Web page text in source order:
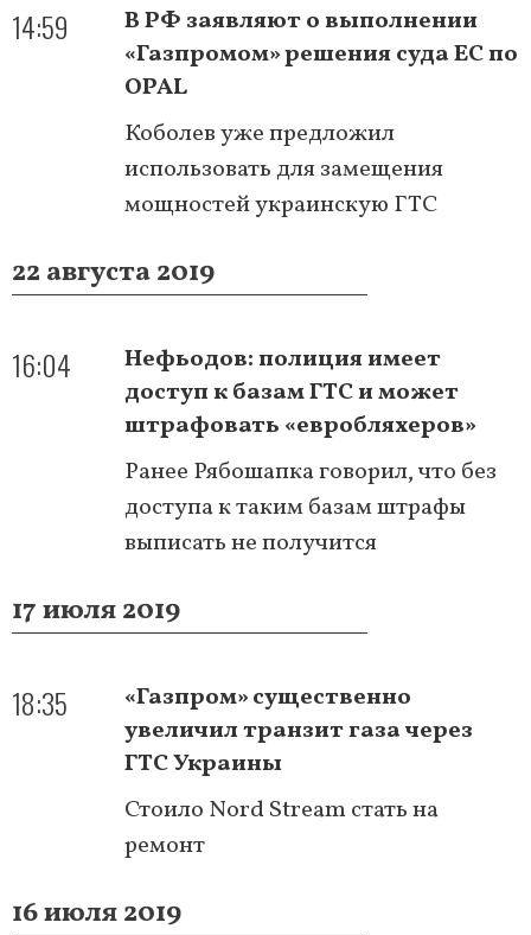
14:59
В РФ заявляют о выполнении
«Газпромом» решения суда ЕС по
OPAL
Коболев уже предложил
использовать для замещения
мощностей украинскую ГТС
22 августа 2019
16:04
Нефьодов: полиция имеет
доступ к базам ГТС и может
штрафовать «евробляхеров»
Ранее Рябошапка говорил, что без
доступа к таким базам штрафы
выписать не получится
17 июля 2019
18:35
«Газпром» существенно
увеличил транзит газа через
ГТС Украины
Стоило Nord Stream стать на
ремонт
16 июля 2019